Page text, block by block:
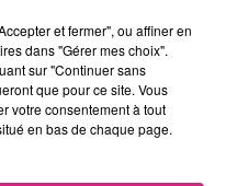
et fermer", ou affiner en
dans "Gérer mes choix".
sur "Continuer sans
que pour ce site. Vous
votre consentement à tout
en bas de chaque page.